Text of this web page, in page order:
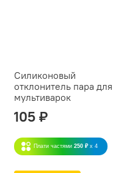
Силиконовый
отклонитель пара для
мультиварок
105 ₽
Плати частями 250 ₽ x 4